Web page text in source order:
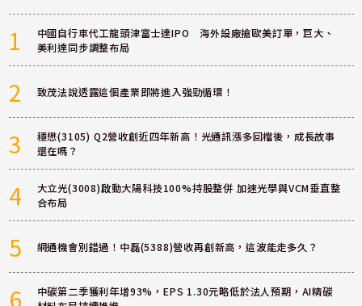
1
中國自行車代工龍頭津富士達IPO 海外設廠搶歐美訂單，巨大、
美利達同步調整布局
2 致茂法說透露這個產業即將進入強勁循環！
3
穩懋(3105) Q2營收創近四年新高！光通訊漲多回檔後，成長故事
還在嗎？
4
大立光(3008)啟動大陽科技100%持股整併 加速光學與VCM垂直整
合布局
5 網通機會別錯過！中磊(5388)營收再創新高，這波能走多久？
6
中碳第二季獲利年增93%，EPS 1.30元略低於法人預期，AI精碳